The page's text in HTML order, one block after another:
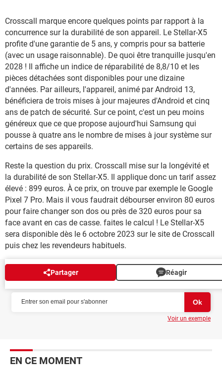
Crosscall marque encore quelques points par rapport à la
concurrence sur la durabilité de son appareil. Le Stellar-X5
profite d'une garantie de 5 ans, y compris pour sa batterie
(avec un usage raisonnable). De quoi être tranquille jusqu'en
2028 ! Il affiche un indice de réparabilité de 8,8/10 et les
pièces détachées sont disponibles pour une dizaine
d'années. Par ailleurs, l'appareil, animé par Android 13,
bénéficiera de trois mises à jour majeures d'Android et cinq
ans de patch de sécurité. Sur ce point, c'est un peu moins
généreux que ce que propose aujourd'hui Samsung qui
pousse à quatre ans le nombre de mises à jour système sur
certains de ses appareils.
Reste la question du prix. Crosscall mise sur la longévité et
la durabilité de son Stellar-X5. Il applique donc un tarif assez
élevé : 899 euros. À ce prix, on trouve par exemple le Google
Pixel 7 Pro. Mais il vous faudrait débourser environ 80 euros
pour faire changer son dos ou près de 320 euros pour sa
face avant en cas de casse. faites le calcul ! Le Stellar-X5
sera disponible dès le 6 octobre 2023 sur le site de Crosscall
puis chez les revendeurs habituels.
Partager Réagir
NEWSLETTER
Voir un exemple
EN CE MOMENT